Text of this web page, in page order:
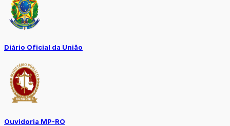
Diário Oficial da União
Ouvidoria MP-RO